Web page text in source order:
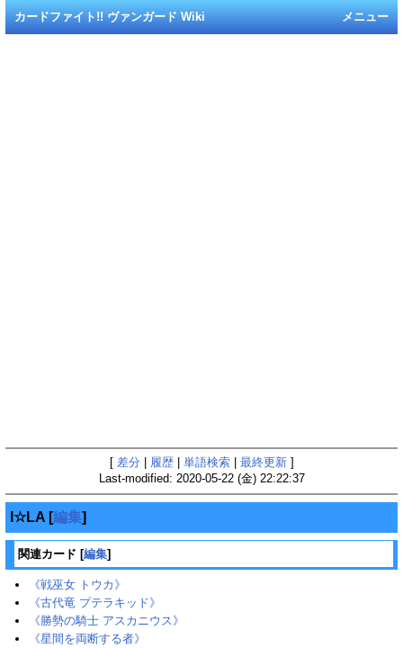
メニュー
カードファイト!! ヴァンガード Wiki
[ 差分 履歴| 単語検索| 最終更新]
Last-modified: 2020-05-22 (金) 22:22:37
I☆LA [編集]
関連カード [編集]
《戦巫女 トウカ》
《古代竜 プテラキッド》
《勝勢の騎士 アスカニウス》
《星間を両断する者》